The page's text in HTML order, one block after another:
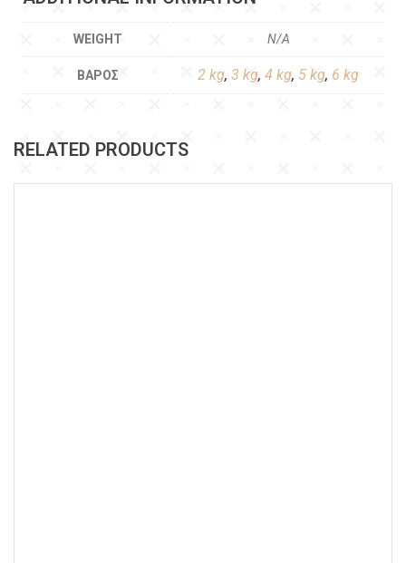
WEIGHT N/A
ΒΆΡΟΣ 2 kg, 3 kg, 4 kg, 5 kg, 6 kg
RELATED PRODUCTS